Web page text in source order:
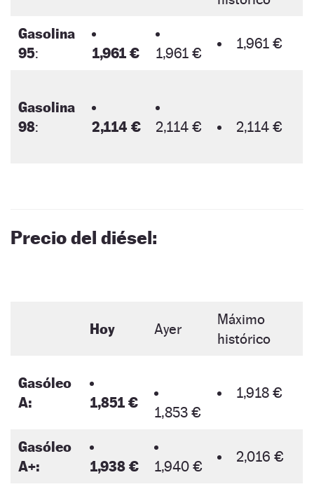
Gasolina
95: 1,961 € 1,961 €
1,961 €
Gasolina
98: 2,114 € 2,114 € 2,114 €
Precio del diésel:
Hoy Ayer
Máximo
histórico
Gasóleo
A:
1,851 €
1,853 €
1,918 €
Gasóleo
A+:
1,938 € 1,940 €
2,016 €